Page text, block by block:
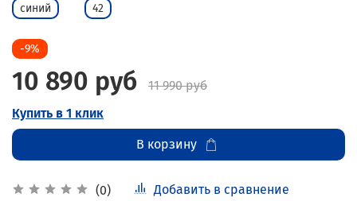
(0) Добавить в сравнение
синий 42
-9%
10 890 руб
11 990 руб
Купить в 1 клик
В корзину